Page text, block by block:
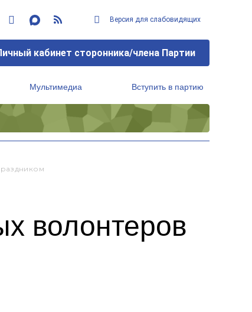
Версия для слабовидящих
кабинет сторонника/члена Партии
Мультимедиа Вступить в партию
волонтеров